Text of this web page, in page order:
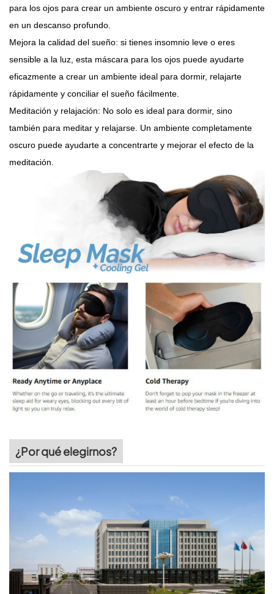
para los ojos para crear un ambiente oscuro y entrar rápidamente
en un descanso profundo.
Mejora la calidad del sueño: si tienes insomnio leve o eres
sensible a la luz, esta máscara para los ojos puede ayudarte
eficazmente a crear un ambiente ideal para dormir, relajarte
rápidamente y conciliar el sueño fácilmente.
Meditación y relajación: No solo es ideal para dormir, sino
también para meditar y relajarse. Un ambiente completamente
oscuro puede ayudarte a concentrarte y mejorar el efecto de la
meditación.
¿Por qué elegirnos?